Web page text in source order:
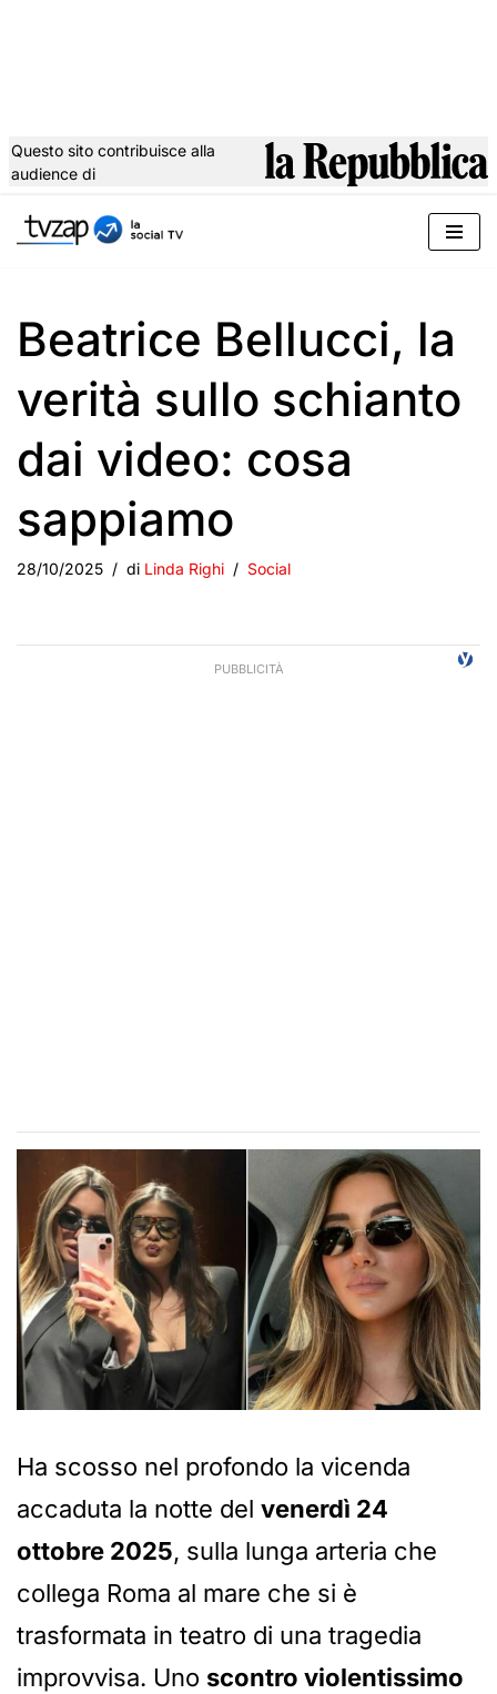
al
Questo sito contribuisce alla
audience di
Beatrice Bellucci, la
verità sullo schianto
dai video: cosa
sappiamo
28/10/2025 di Linda Righi Social
Ha scosso nel profondo la vicenda
accaduta la notte del venerdì 24
ottobre 2025, sulla lunga arteria che
collega Roma al mare che si è
trasformata in teatro di una tragedia
improvvisa. Uno scontro violentissimo